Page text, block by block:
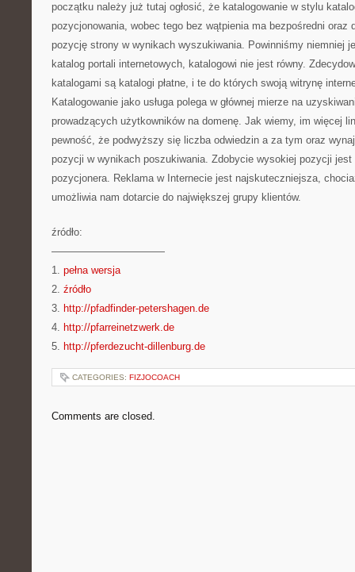
początku należy już tutaj ogłosić, że katalogowanie w stylu
pozycjonowania, wobec tego bez wątpienia ma bezpośredni oraz
pozycję strony w wynikach wyszukiwania. Powinniśmy niemniej
katalog portali internetowych, katalogowi nie jest równy.
katalogami są katalogi płatne, i te do których swoją witrynę
Katalogowanie jako usługa polega w głównej mierze na
prowadzących użytkowników na domenę. Jak wiemy, im więcej
pewność, że podwyższy się liczba odwiedzin a za tym oraz
pozycji w wynikach poszukiwania. Zdobycie wysokiej pozycji
pozycjonera. Reklama w Internecie jest najskuteczniejsza,
umożliwia nam dotarcie do największej grupy klientów.
źródło:
———————————
1. pełna wersja
2. źródło
3. http://pfadfinder-petershagen.de
4. http://pfarreinetzwerk.de
5. http://pferdezucht-dillenburg.de
CATEGORIES: FIZJOCOACH
Comments are closed.